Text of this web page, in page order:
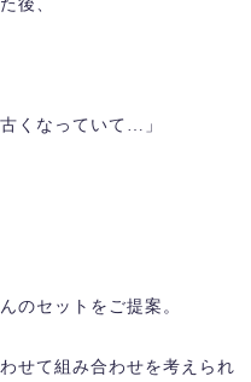
後、
くなっていて…」
のセットをご提案。
せて組み合わせを考えられ